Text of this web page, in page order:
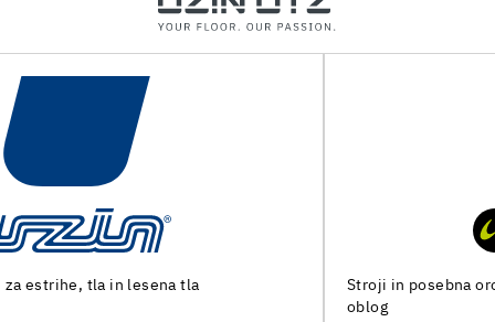
Stroji in posebna orodja za pripravo tal in polaganje talnih